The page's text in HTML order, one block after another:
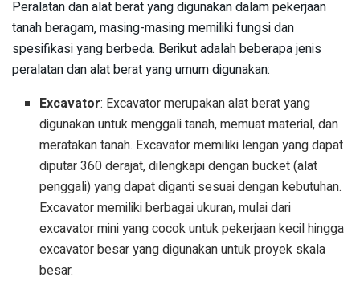
Peralatan dan alat berat yang digunakan dalam pekerjaan
tanah beragam, masing-masing memiliki fungsi dan
spesifikasi yang berbeda. Berikut adalah beberapa jenis
peralatan dan alat berat yang umum digunakan:
Excavator: Excavator merupakan alat berat yang
digunakan untuk menggali tanah, memuat material, dan
meratakan tanah. Excavator memiliki lengan yang dapat
diputar 360 derajat, dilengkapi dengan bucket (alat
penggali) yang dapat diganti sesuai dengan kebutuhan.
Excavator memiliki berbagai ukuran, mulai dari
excavator mini yang cocok untuk pekerjaan kecil hingga
excavator besar yang digunakan untuk proyek skala
besar.